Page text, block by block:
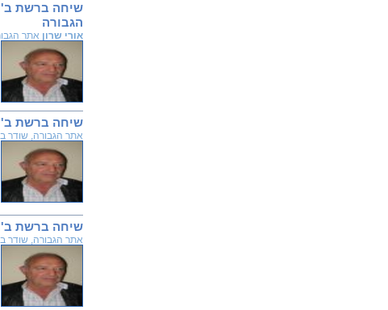
הגבורה
אורי שרון אתר הגבורה,
שיחה ברשת ב'
אתר הגבורה, שודר ב-13 בינואר
שיחה ברשת ב'
אתר הגבורה, שודר ב-20 בינואר